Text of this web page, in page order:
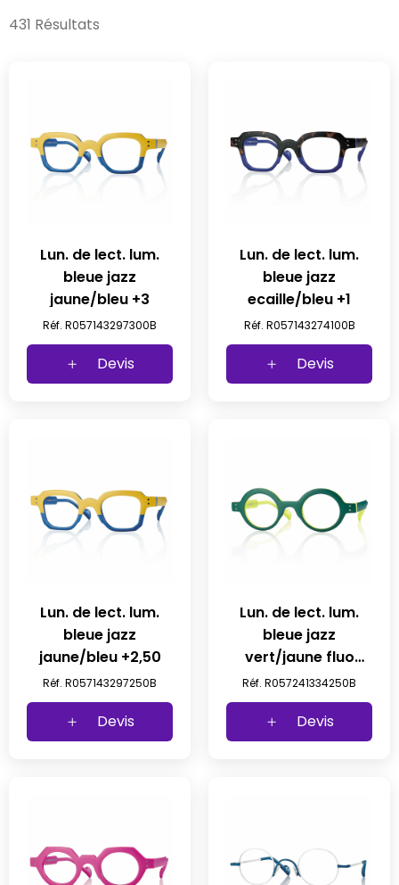
431 Résultats
Lun. de lect. lum.
bleue jazz
jaune/bleu +3
Réf. R057143297300B
Devis
Lun. de lect. lum.
bleue jazz
ecaille/bleu +1
Réf. R057143274100B
Devis
Lun. de lect. lum.
bleue jazz
jaune/bleu +2,50
Réf. R057143297250B
Devis
Lun. de lect. lum.
bleue jazz
vert/jaune fluo
+2,50
Réf. R057241334250B
Devis